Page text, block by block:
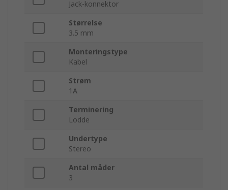
Jack-konnektor
Størrelse
3.5 mm
Monteringstype
Kabel
Strøm
1A
Terminering
Lodde
Undertype
Stereo
Antal måder
3